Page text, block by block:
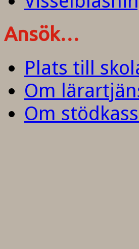
Ansök…
Plats till
Om
Om